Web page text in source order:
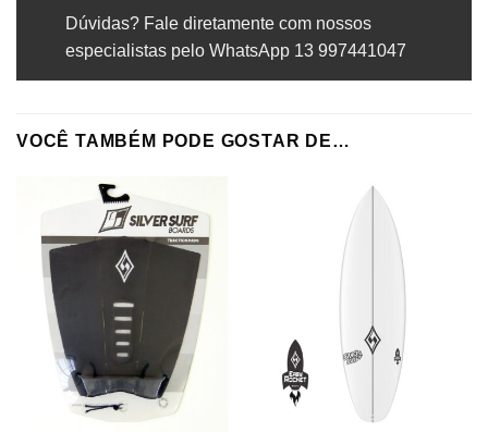
Dúvidas? Fale diretamente com nossos
especialistas pelo WhatsApp 13 997441047
VOCÊ TAMBÉM PODE GOSTAR DE…